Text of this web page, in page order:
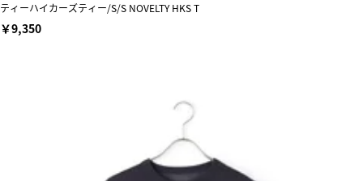
ティーハイカーズティー/S/S NOVELTY HKS T
￥9,350